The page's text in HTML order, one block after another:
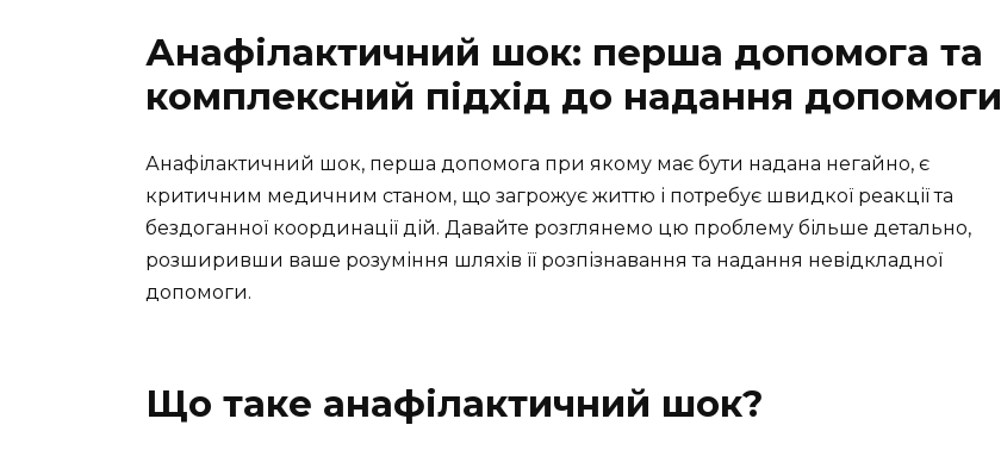
Анафілактичний шок: перша допомога та
комплексний підхід до надання допомоги
Анафілактичний шок, перша допомога при якому має бути надана негайно, є
критичним медичним станом, що загрожує життю і потребує швидкої реакції та
бездоганної координації дій. Давайте розглянемо цю проблему більше детально,
розширивши ваше розуміння шляхів її розпізнавання та надання невідкладної
допомоги.
Що таке анафілактичний шок?